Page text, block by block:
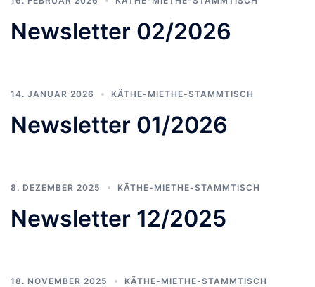
Newsletter 02/2026
14. JANUAR 2026 KÄTHE-MIETHE-STAMMTISCH
Newsletter 01/2026
8. DEZEMBER 2025 KÄTHE-MIETHE-STAMMTISCH
Newsletter 12/2025
18. NOVEMBER 2025 KÄTHE-MIETHE-STAMMTISCH